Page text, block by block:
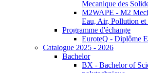
Mecanique des
M2WAPE - M2
Eau, Air, Pollution et
Programme d'échange
EuroteQ - Diplôme
Catalogue 2025 - 2026
Bachelor
BX - Bachelor of